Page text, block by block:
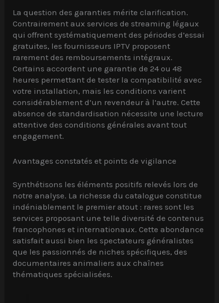
La question des garanties mérite clarification.
Contrairement aux services de streaming légaux
qui offrent systématiquement des périodes d’essai
gratuites, les fournisseurs IPTV proposent
rarement des remboursements intégraux.
Certains accordent une garantie de 24 ou 48
heures permettant de tester la compatibilité avec
votre installation, mais les conditions varient
considérablement d’un revendeur à l’autre. Cette
absence de standardisation nécessite une lecture
attentive des conditions générales avant tout
engagement.
Avantages constatés et points de vigilance
Synthétisons les éléments positifs relevés lors de
notre analyse. La richesse du catalogue constitue
indéniablement le premier atout : rares sont les
services proposant une telle diversité de contenus
francophones et internationaux. Cette abondance
satisfait aussi bien les spectateurs généralistes
que les passionnés de niches spécifiques, des
documentaires animaliers aux chaînes
thématiques spécialisées.